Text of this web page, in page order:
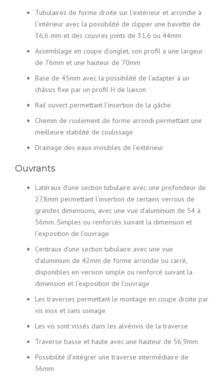
Tubulaires de forme droite sur l’extérieur et arrondie à
l’intérieur avec la possibilité de clipper une bavette de
36,6 mm et des couvres joints de 31,6 ou 44mm
Assemblage en coupe d’onglet, son profil a une largeur
de 76mm et une hauteur de 70mm
Base de 45mm avec la possibilité de l’adapter à un
châssis fixe par un profil H de liaison
Rail ouvert permettant l’insertion de la gâche
Chemin de roulement de forme arrondi permettant une
meilleure stabilité de coulissage
Drainage des eaux invisibles de l’extérieur
Ouvrants
Latéraux d’une section tubulaire avec une profondeur de
27,8mm permettant l’insertion de certains verrous de
grandes dimensions, avec une vue d’aluminium de 54 à
56mm. Simples ou renforcés suivant la dimension et
l’exposition de l’ouvrage
Centraux d’une section tubulaire avec une vue
d’aluminium de 42mm de forme arrondie ou carré,
disponibles en version simple ou renforcé suivant la
dimension et l’exposition de l’ouvrage
Les traverses permettant le montage en coupe droite par
vis inox et sans usinage
Les vis sont vissés dans les alvéovis de la traverse
Traverse basse et haute avec une hauteur de 56,9mm
Possibilité d’intégrer une traverse intermédiaire de
56mm